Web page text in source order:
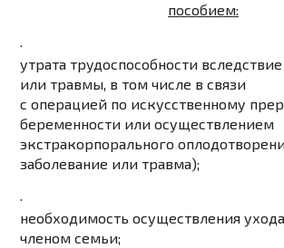
пособием:
·
утрата трудоспособности
или травмы, в том числе в связи
с операцией по искусственному
беременности или осуществлением
экстракорпорального
заболевание или травма);
·
необходимость осуществления
членом семьи;